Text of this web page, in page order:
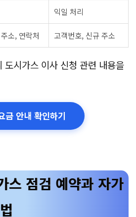
익일 처리
소, 연락처 고객번호, 신규 주소
도시가스 이사 신청 관련 내용을
금 안내 확인하기
스 점검 예약과 자가